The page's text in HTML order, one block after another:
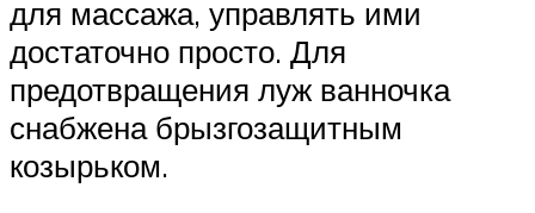
для массажа, управлять ими
достаточно просто. Для
предотвращения луж ванночка
снабжена брызгозащитным
козырьком.